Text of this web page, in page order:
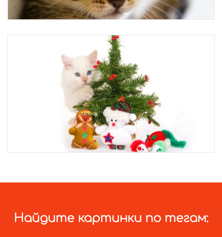
Найдите картинки по тегам: